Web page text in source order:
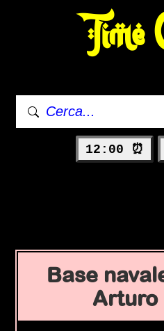
Time
12:00 ⏰
Base
Arturo